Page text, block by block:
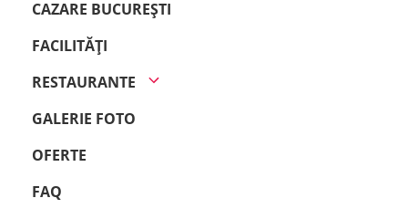
CAZARE BUCUREȘTI
FACILITĂȚI
RESTAURANTE
GALERIE FOTO
OFERTE
FAQ